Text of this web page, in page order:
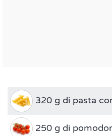
320 g di pasta
250 g di